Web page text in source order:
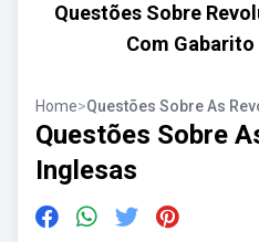
Questões Sobre
Com Gabarito
Home>Questões Sobre As
Questões Sobre
Inglesas